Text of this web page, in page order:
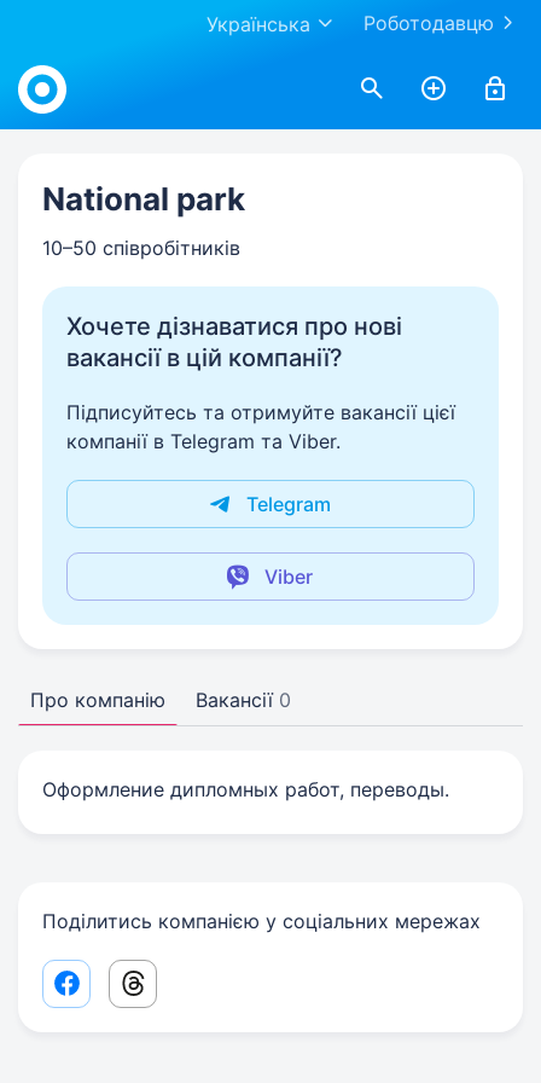
Роботодавцю
Українська
Work.ua
National park
10–50 співробітників
Хочете дізнаватися про нові
вакансії в цій компанії?
Підписуйтесь та отримуйте вакансії цієї
компанії в Telegram та Viber.
Telegram
Viber
Про компанію Вакансії 0
Оформление дипломных работ, переводы.
Поділитись компанією у соціальних мережах
Facebook share link
Threads share link